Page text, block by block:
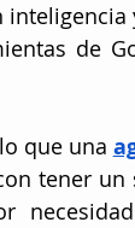
de
que una
tener